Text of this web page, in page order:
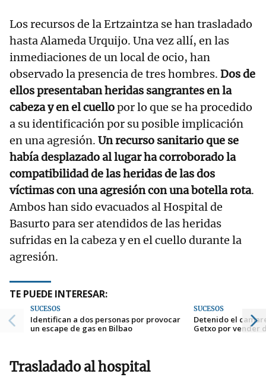
Los recursos de la Ertzaintza se han trasladado
hasta Alameda Urquijo. Una vez allí, en las
inmediaciones de un local de ocio, han
observado la presencia de tres hombres. Dos de
ellos presentaban heridas sangrantes en la
cabeza y en el cuellopor lo que se ha procedido
a su identificación por su posible implicación
en una agresión. Un recurso sanitario que se
había desplazado al lugar ha corroborado la
compatibilidad de las heridas de las dos
víctimas con una agresión con una botella rota.
Ambos han sido evacuados al Hospital de
Basurto para ser atendidos de las heridas
sufridas en la cabeza y en el cuello durante la
agresión.
TE PUEDE INTERESAR:
SUCESOS
Identifican a dos personas por provocar
un escape de gas en Bilbao
SUCESOS
Detenido el
Getxo por vender
Trasladado al hospital